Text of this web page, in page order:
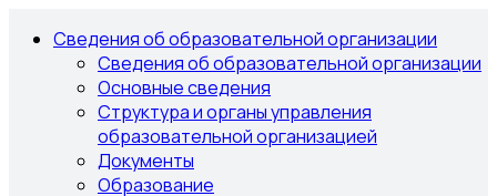
Сведения об образовательной организации
Сведения об образовательной организации
Основные сведения
Структура и органы управления
образовательной организацией
Документы
Образование